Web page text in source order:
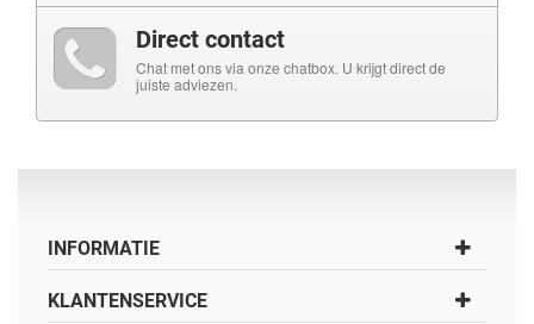
Direct contact
Chat met ons via onze chatbox. U krijgt direct de
juiste adviezen.
INFORMATIE
KLANTENSERVICE